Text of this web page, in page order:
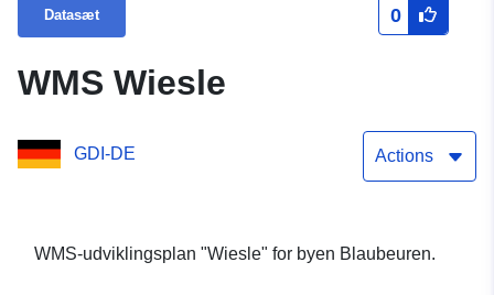
Datasæt 0
WMS Wiesle
GDI-DE Actions
WMS-udviklingsplan "Wiesle" for byen Blaubeuren.